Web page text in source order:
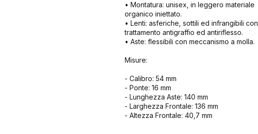
• Montatura: unisex, in leggero materiale
organico iniettato.
• Lenti: asferiche, sottili ed infrangibili con
trattamento antigraffio ed antiriflesso.
• Aste: flessibili con meccanismo a molla.
Misure:
- Calibro: 54 mm
- Ponte: 16 mm
- Lunghezza Aste: 140 mm
- Larghezza Frontale: 136 mm
- Altezza Frontale: 40,7 mm